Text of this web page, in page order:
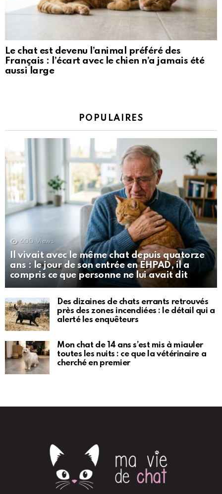
Le chat est devenu l’animal préféré des
Français : l’écart avec le chien n’a jamais été
aussi large
POPULAIRES
600 Views
Il vivait avec le même chat depuis quatorze
ans : le jour de son entrée en EHPAD, il a
compris ce que personne ne lui avait dit
Des dizaines de chats errants retrouvés
près des zones incendiées : le détail qui a
alerté les enquêteurs
Mon chat de 14 ans s’est mis à miauler
toutes les nuits : ce que la vétérinaire a
cherché en premier